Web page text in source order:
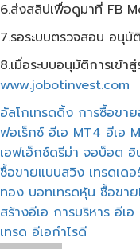
6.ส่งสลิปเพื่อดูมาที่ FB
7.รอระบบตรวจสอบ อนุมัติ
8.เมื่อระบบอนุมัติการเข้า
www.jobotinvest.com
อัลโกเทรดดิ้ง การซื้อขา
ฟอเร็กซ์ อีเอ MT4 อีเอ
เอฟเอ็กซ์ดรีม่า จอบ็อต อิ
ซื้อขายแบบสวิง เทรดเด
ทอง บอทเทรดหุ้น ซื้อขา
สร้างอีเอ การบริหาร อีเอ
เทรด อีเอกำไรดี